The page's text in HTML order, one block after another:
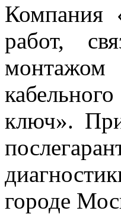
Компания
работ,
монтажом
ключ».
городе